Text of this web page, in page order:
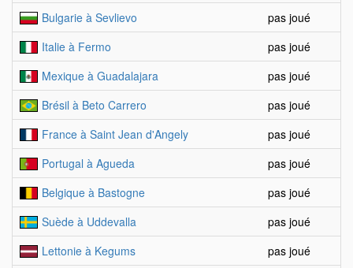
Bulgarie à Sevlievo
pas joué
Italie à Fermo
pas joué
Mexique à Guadalajara
pas joué
Brésil à Beto Carrero
pas joué
France à Saint Jean d'Angely
pas joué
Portugal à Agueda
pas joué
Belgique à Bastogne
pas joué
Suède à Uddevalla
pas joué
Lettonie à Kegums
pas joué